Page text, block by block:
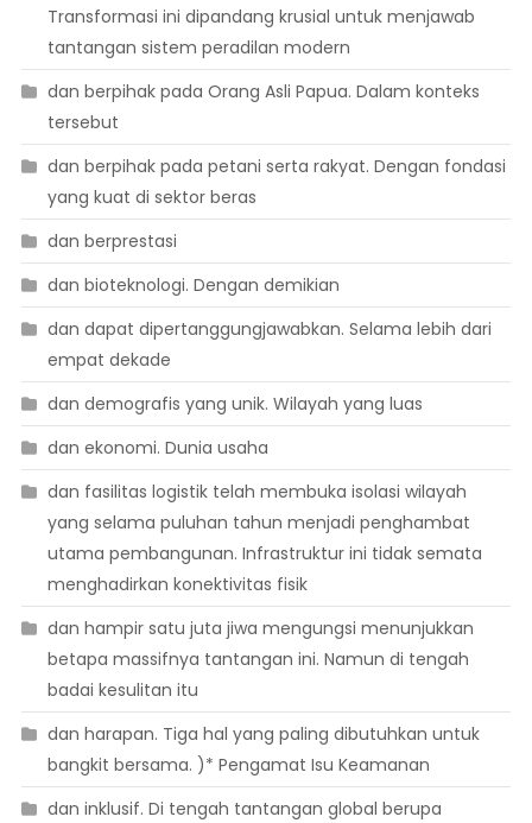
Transformasi ini dipandang krusial untuk menjawab
tantangan sistem peradilan modern
dan berpihak pada Orang Asli Papua. Dalam konteks
tersebut
dan berpihak pada petani serta rakyat. Dengan fondasi
yang kuat di sektor beras
dan berprestasi
dan bioteknologi. Dengan demikian
dan dapat dipertanggungjawabkan. Selama lebih dari
empat dekade
dan demografis yang unik. Wilayah yang luas
dan ekonomi. Dunia usaha
dan fasilitas logistik telah membuka isolasi wilayah
yang selama puluhan tahun menjadi penghambat
utama pembangunan. Infrastruktur ini tidak semata
menghadirkan konektivitas fisik
dan hampir satu juta jiwa mengungsi menunjukkan
betapa massifnya tantangan ini. Namun di tengah
badai kesulitan itu
dan harapan. Tiga hal yang paling dibutuhkan untuk
bangkit bersama. )* Pengamat Isu Keamanan
dan inklusif. Di tengah tantangan global berupa